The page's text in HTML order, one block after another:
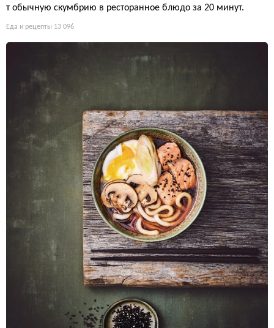
т обычную скумбрию в ресторанное блюдо за 20 минут.
Еда и рецепты 13 096